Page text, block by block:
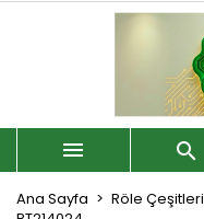
 
Ana Sayfa Röle Çeşitleri